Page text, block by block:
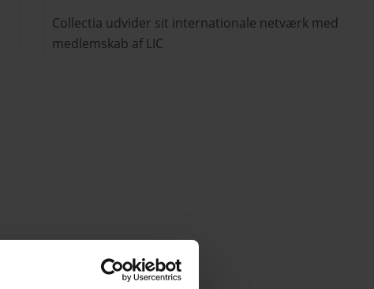
Collectia udvider sit internationale netværk med
medlemskab af LIC